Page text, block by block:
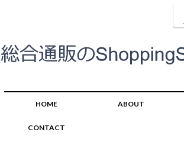
HOME ABOUT
CONTACT